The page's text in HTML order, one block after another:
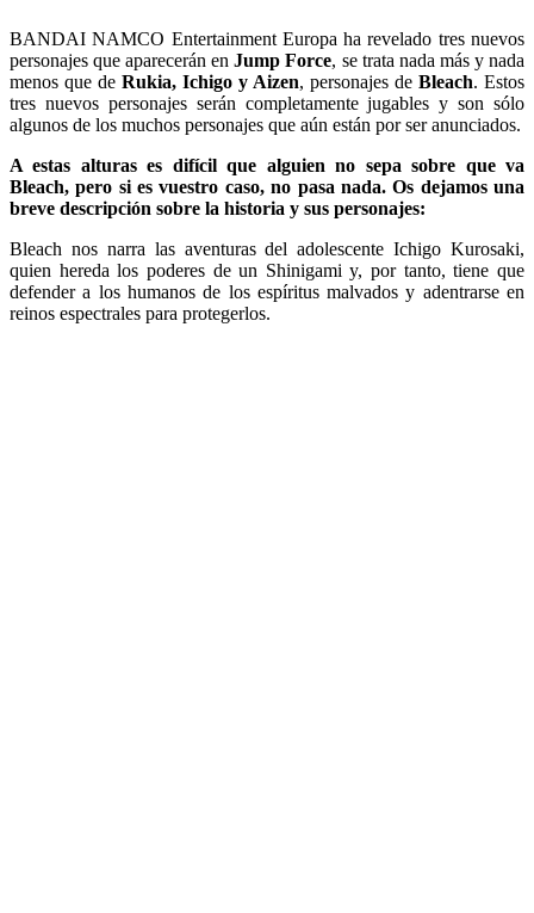
BANDAI NAMCO Entertainment Europa ha revelado tres nuevos
personajes que aparecerán enJump Force, se trata nada más y nada
menos que de Rukia, Ichigo y Aizen, personajes de Bleach. Estos
tres nuevos personajes serán completamente jugables y son sólo
algunos de los muchos personajes que aún están por ser anunciados.
A estas alturas es difícil que alguien no sepa sobre que va
Bleach, pero si es vuestro caso, no pasa nada. Os dejamos una
breve descripción sobre la historia y sus personajes:
Bleach nos narra las aventuras del adolescente Ichigo Kurosaki,
quien hereda los poderes de un Shinigami y, por tanto, tiene que
defender a los humanos de los espíritus malvados y adentrarse en
reinos espectrales para protegerlos.